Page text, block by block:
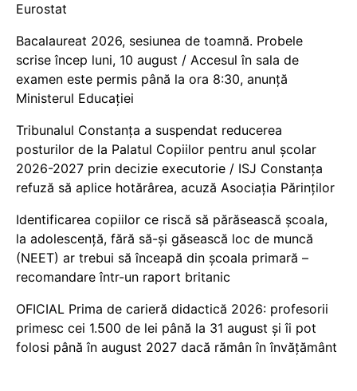
Eurostat
Bacalaureat 2026, sesiunea de toamnă. Probele
scrise încep luni, 10 august / Accesul în sala de
examen este permis până la ora 8:30, anunță
Ministerul Educației
Tribunalul Constanța a suspendat reducerea
posturilor de la Palatul Copiilor pentru anul școlar
2026-2027 prin decizie executorie / ISJ Constanța
refuză să aplice hotărârea, acuză Asociația Părinților
Identificarea copiilor ce riscă să părăsească școala,
la adolescență, fără să-și găsească loc de muncă
(NEET) ar trebui să înceapă din școala primară –
recomandare într-un raport britanic
OFICIAL Prima de carieră didactică 2026: profesorii
primesc cei 1.500 de lei până la 31 august și îi pot
folosi până în august 2027 dacă rămân în învățământ